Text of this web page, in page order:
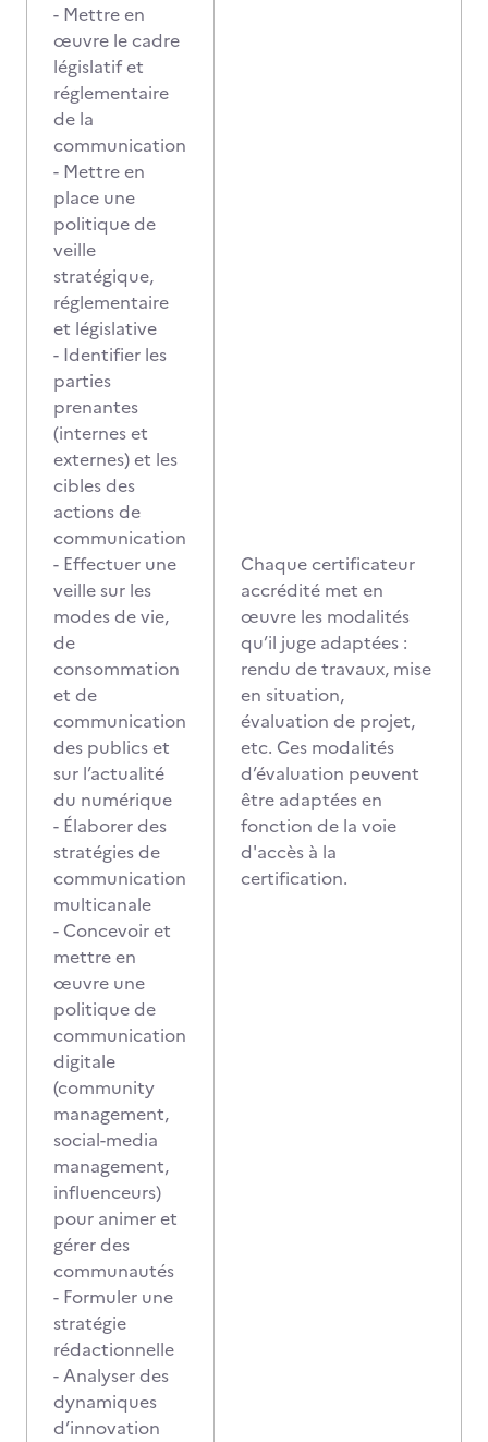
- Mettre en
œuvre le cadre
législatif et
réglementaire
de la
communication
- Mettre en
place une
politique de
veille
stratégique,
réglementaire
et législative
- Identifier les
parties
prenantes
(internes et
externes) et les
cibles des
actions de
communication
- Effectuer une
veille sur les
modes de vie,
de
consommation
et de
communication
des publics et
sur l’actualité
du numérique
- Élaborer des
stratégies de
communication
multicanale
- Concevoir et
mettre en
œuvre une
politique de
communication
digitale
(community
management,
social-media
management,
influenceurs)
pour animer et
gérer des
communautés
- Formuler une
stratégie
rédactionnelle
- Analyser des
dynamiques
d’innovation
Chaque certificateur
accrédité met en
œuvre les modalités
qu’il juge adaptées :
rendu de travaux, mise
en situation,
évaluation de projet,
etc. Ces modalités
d’évaluation peuvent
être adaptées en
fonction de la voie
d'accès à la
certification.